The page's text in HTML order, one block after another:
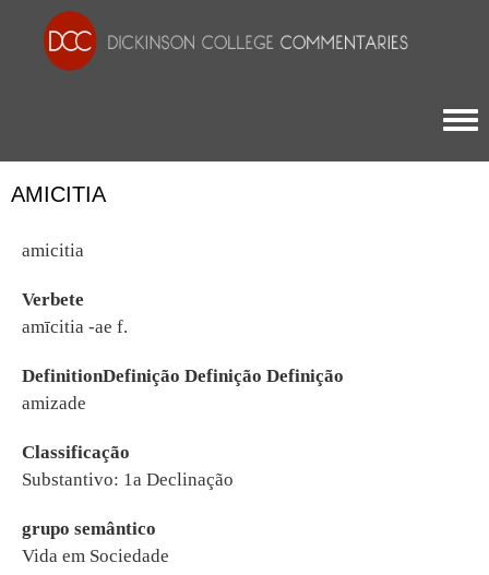
AMICITIA
amicitia
Verbete
amīcitia -ae f.
DefinitionDefinição Definição Definição
amizade
Classificação
Substantivo: 1a Declinação
grupo semântico
Vida em Sociedade